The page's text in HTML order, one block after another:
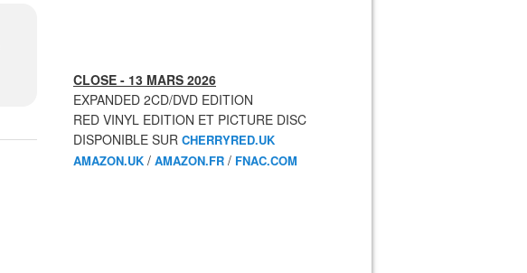
CLOSE - 13 MARS 2026
EXPANDED 2CD/DVD EDITION
RED VINYL EDITION ET PICTURE DISC
DISPONIBLE SUR CHERRYRED.UK
AMAZON.UK / AMAZON.FR / FNAC.COM